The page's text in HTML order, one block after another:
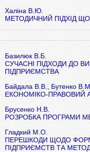
Халіна В.Ю.
МЕТОДИЧНИЙ ПІДХІД
Базилюк В.Б.
СУЧАСНІ ПІДХОДИ ДО
ПІДПРИЄМСТВА
Байдала В.В., Бутенко В.М.
ЕКОНОМІКО-ПРАВОВИЙ
Брусенко Н.В.
РОЗРОБКА ПРОГРАМИ
Гладкий М.О.
ПЕРЕШКОДИ ЩОДО
ПІДПРИЄМСТВ ТА